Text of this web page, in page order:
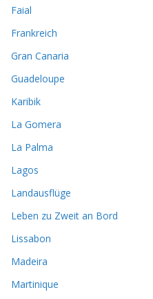
Faial
Frankreich
Gran Canaria
Guadeloupe
Karibik
La Gomera
La Palma
Lagos
Landausflüge
Leben zu Zweit an Bord
Lissabon
Madeira
Martinique